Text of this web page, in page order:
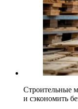
Строительные
и сэкономить